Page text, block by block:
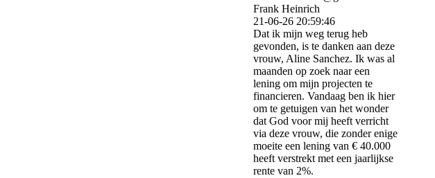
Frank Heinrich
21-06-26 20:59:46
Dat ik mijn weg terug heb
gevonden, is te danken aan deze
vrouw, Aline Sanchez. Ik was al
maanden op zoek naar een
lening om mijn projecten te
financieren. Vandaag ben ik hier
om te getuigen van het wonder
dat God voor mij heeft verricht
via deze vrouw, die zonder enige
moeite een lening van € 40.000
heeft verstrekt met een jaarlijkse
rente van 2%.